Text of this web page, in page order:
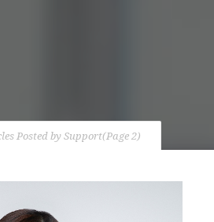
Posted by Support(Page 2)